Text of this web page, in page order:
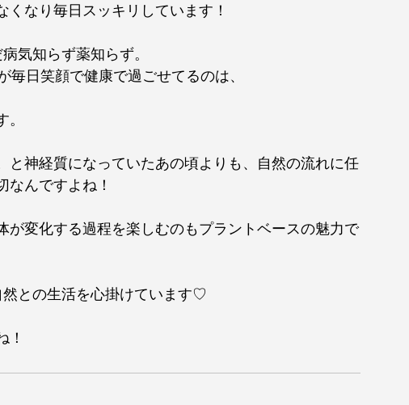
なり毎日スッキリしています！
気知らず薬知らず。
日笑顔で健康で過ごせてるのは、
と神経質になっていたあの頃よりも、自然の流れに任
なんですよね！
が変化する過程を楽しむのもプラントベースの魅力で
との生活を心掛けています♡
！